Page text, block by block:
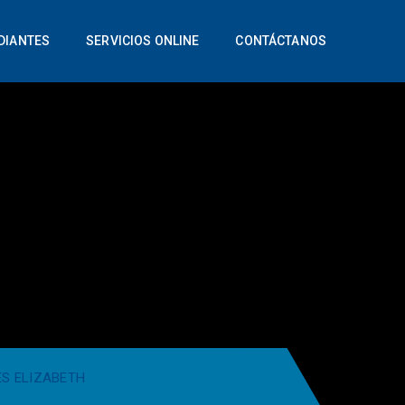
SERVICIOS ONLINE CONTÁCTANOS
ELIZABETH